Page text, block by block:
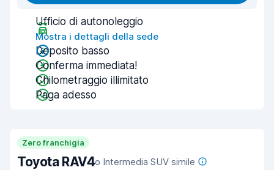
Ufficio di autonoleggio
Mostra i dettagli della sede
Deposito basso
Conferma immediata!
Chilometraggio illimitato
Paga adesso
Zero franchigia
Toyota RAV4o Intermedia SUV simile